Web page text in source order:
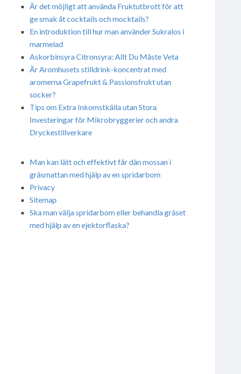
Är det möjligt att använda Fruktutbrott för att
ge smak åt cocktails och mocktails?
En introduktion till hur man använder Sukralos i
marmelad
Askorbinsyra Citronsyra: Allt Du Måste Veta
Är Aromhusets stilldrink-koncentrat med
aromerna Grapefrukt & Passionsfrukt utan
socker?
Tips om Extra Inkomstkälla utan Stora
Investeringar för Mikrobryggerier och andra
Dryckestillverkare
Man kan lätt och effektivt får dän mossan i
gräsmattan med hjälp av en spridarbom
Privacy
Sitemap
Ska man välja spridarbom eller behandla gräset
med hjälp av en ejektorflaska?